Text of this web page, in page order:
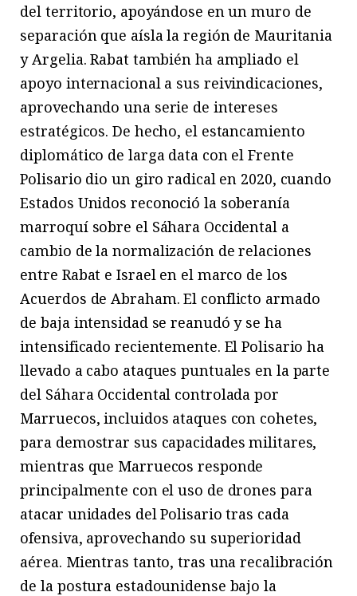
del territorio, apoyándose en un muro de
separación que aísla la región de Mauritania
y Argelia. Rabat también ha ampliado el
apoyo internacional a sus reivindicaciones,
aprovechando una serie de intereses
estratégicos. De hecho, el estancamiento
diplomático de larga data con el Frente
Polisario dio un giro radical en 2020, cuando
Estados Unidos reconoció la soberanía
marroquí sobre el Sáhara Occidental a
cambio de la normalización de relaciones
entre Rabat e Israel en el marco de los
Acuerdos de Abraham. El conflicto armado
de baja intensidad se reanudó y se ha
intensificado recientemente. El Polisario ha
llevado a cabo ataques puntuales en la parte
del Sáhara Occidental controlada por
Marruecos, incluidos ataques con cohetes,
para demostrar sus capacidades militares,
mientras que Marruecos responde
principalmente con el uso de drones para
atacar unidades del Polisario tras cada
ofensiva, aprovechando su superioridad
aérea. Mientras tanto, tras una recalibración
de la postura estadounidense bajo la